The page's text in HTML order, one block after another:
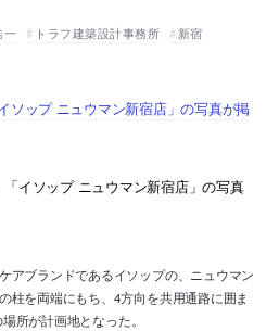
一 トラフ建築設計事務所 新宿
ソップ ニュウマン新宿店」の写真が掲
イソップ ニュウマン新宿店」の写真
アブランドであるイソップの、ニュウマン
柱を両端にもち、4方向を共用通路に囲ま
所が計画地となった。